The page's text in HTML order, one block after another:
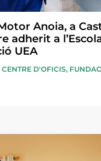
Anoia, a
adherit a
UEA
CENTRE D'OFICIS,